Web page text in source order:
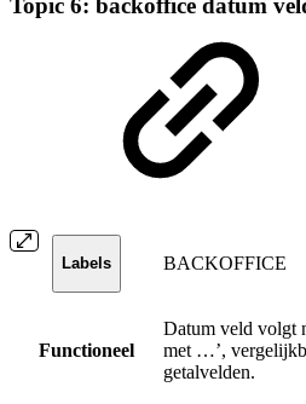
Topic 6: backoffice datum
Labels BACKOFFICE
Functioneel
Datum veld volgt
met …’,
getalvelden.